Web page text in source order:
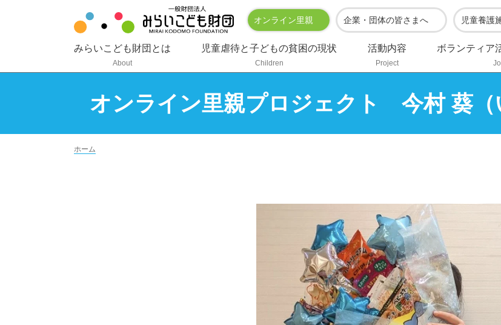
オンライン里親 企業・団体の皆さまへ 児童養護
みらいこども財団とは
About
児童虐待と子どもの貧困の現状
Children
活動内容
Project
ボランティア
オンライン里親プロジェクト 今村 葵（
ホーム